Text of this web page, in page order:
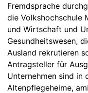
Fremdsprache
die Volkshochschule
und Wirtschaft und
Gesundheitswesen,
Ausland rekrutieren
Antragsteller für
Unternehmen sind in
Altenpflegeheime,